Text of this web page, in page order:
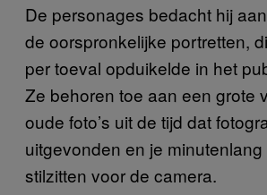
De personages bedacht hij
de oorspronkelijke portretten,
per toeval opduikelde in het
Ze behoren toe aan een grote
oude foto’s uit de tijd dat
uitgevonden en je
stilzitten voor de camera.